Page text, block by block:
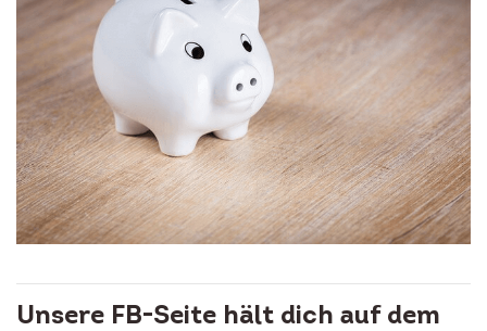
Unsere FB-Seite hält dich auf dem